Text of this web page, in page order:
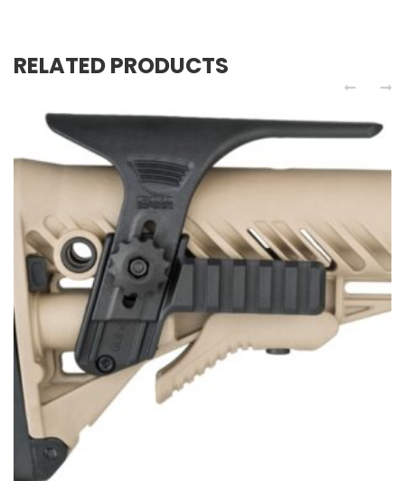
RELATED PRODUCTS